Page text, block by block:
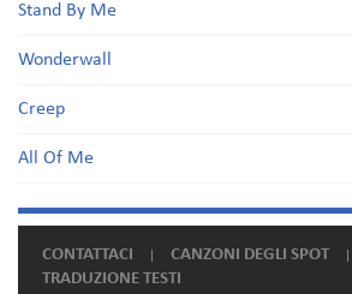
Stand By Me
Wonderwall
Creep
All Of Me
CONTATTACI
CANZONI DEGLI SPOT
TRADUZIONE TESTI